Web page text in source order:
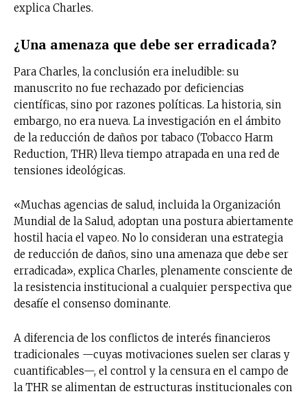
explica Charles.
¿Una amenaza que debe ser erradicada?
Para Charles, la conclusión era ineludible: su
manuscrito no fue rechazado por deficiencias
científicas, sino por razones políticas. La historia, sin
embargo, no era nueva. La investigación en el ámbito
de la reducción de daños por tabaco (Tobacco Harm
Reduction, THR) lleva tiempo atrapada en una red de
tensiones ideológicas.
«Muchas agencias de salud, incluida la Organización
Mundial de la Salud, adoptan una postura abiertamente
hostil hacia el vapeo. No lo consideran una estrategia
de reducción de daños, sino una amenaza que debe ser
erradicada», explica Charles, plenamente consciente de
la resistencia institucional a cualquier perspectiva que
desafíe el consenso dominante.
A diferencia de los conflictos de interés financieros
tradicionales —cuyas motivaciones suelen ser claras y
cuantificables—, el control y la censura en el campo de
la THR se alimentan de estructuras institucionales con